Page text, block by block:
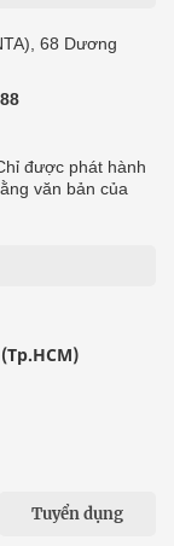
68 Dương
được phát hành
văn bản của
Tuyển dụng